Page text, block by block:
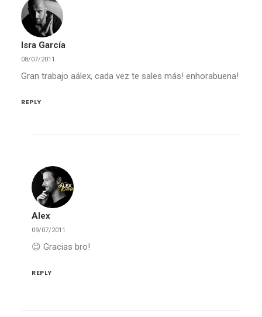
bar hace un año y medio vaya camino de su
Isra García
08/07/2011
Gran trabajo aálex, cada vez te sales más! enhorabuena!
REPLY
Alex
09/07/2011
😉 Gracias bro!
REPLY